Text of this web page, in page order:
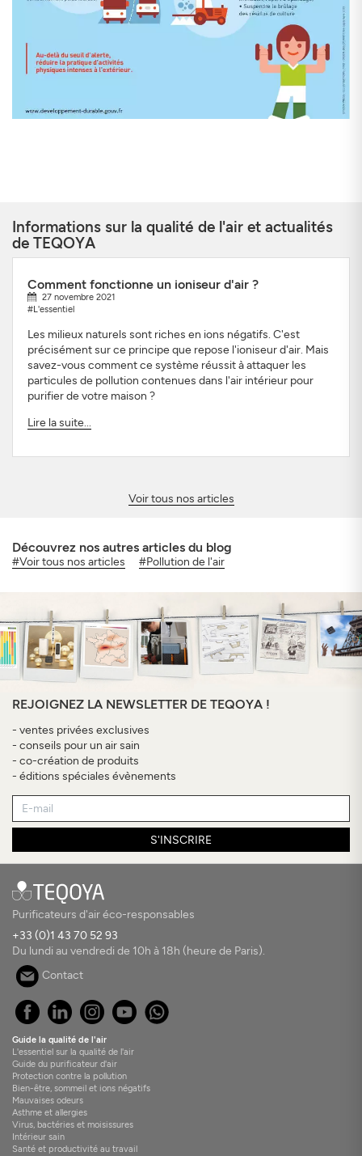
Informations sur la qualité de l'air et actualités
de TEQOYA
Comment fonctionne un ioniseur d'air ?
27 novembre 2021
#L'essentiel
Les milieux naturels sont riches en ions négatifs. C'est
précisément sur ce principe que repose l'ioniseur d'air. Mais
savez-vous comment ce système réussit à attaquer les
particules de pollution contenues dans l'air intérieur pour
purifier de votre maison ?
Lire la suite...
Voir tous nos articles
Découvrez nos autres articles du blog
#Voir tous nos articles #Pollution de l'air
REJOIGNEZ LA NEWSLETTER DE TEQOYA !
- ventes privées exclusives
- conseils pour un air sain
- co-création de produits
- éditions spéciales évènements
S'INSCRIRE
Purificateurs d'air éco-responsables
+33 (0)1 43 70 52 93
Du lundi au vendredi de 10h à 18h (heure de Paris).
Contact
Guide la qualité de l'air
L'essentiel sur la qualité de l'air
Guide du purificateur d'air
Protection contre la pollution
Bien-être, sommeil et ions négatifs
Mauvaises odeurs
Asthme et allergies
Virus, bactéries et moisissures
Intérieur sain
Santé et productivité au travail